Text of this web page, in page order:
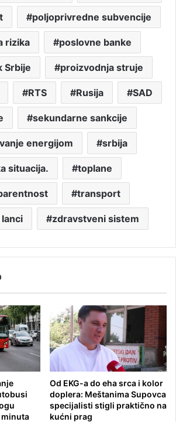
poljoprivredne subvencije
rizika poslovne banke
Srbije proizvodnja struje
RTS Rusija SAD
sekundarne sankcije
energijom srbija
situacija. toplane
transport
zdravstveni sistem
minuta
Od EKG-a do eha srca i kolor
doplera: Meštanima Supovca
specijalisti stigli praktično na
kućni prag